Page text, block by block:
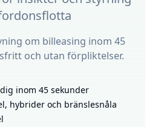
om billeasing inom 45
och utan förpliktelser.
inom 45 sekunder
hybrider och bränslesnåla